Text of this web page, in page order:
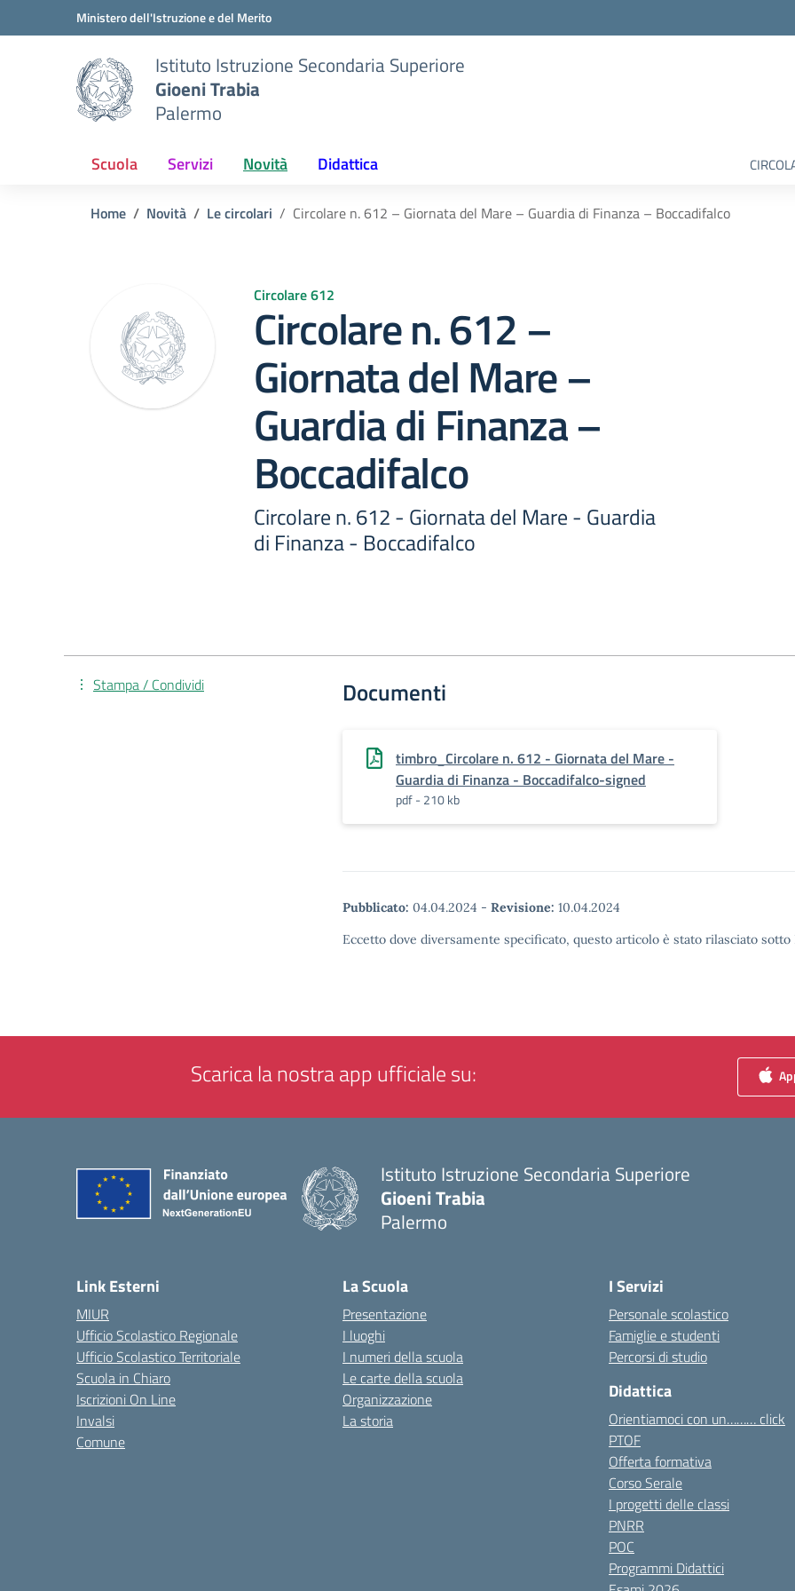
Vai ai contenuti
Vai al menu di navigazioneMinistero dell'Istruzione e del Merito
Istituto Istruzione Secondaria Superiore
Gioeni Trabia
Palermo
Scuola Servizi Novità Didattica
Home Novità Le circolari Circolare n. 612 – Giornata del Mare – Guardia di Finanza – Boccadifalco
Circolare 612
Circolare n. 612 –
Giornata del Mare –
Guardia di Finanza –
Boccadifalco
Circolare n. 612 - Giornata del Mare - Guardia
di Finanza - Boccadifalco
Documenti
timbro_Circolare n. 612 - Giornata del Mare -
Guardia di Finanza - Boccadifalco-signed
pdf - 210 kb
Pubblicato: 04.04.2024 - Revisione: 10.04.2024
Eccetto dove diversamente specificato, questo articolo è stato rilasciato
Stampa / Condividi
Scarica la nostra app ufficiale su:
Istituto Istruzione Secondaria Superiore
Gioeni Trabia
Palermo
Link Esterni
MIUR
Ufficio Scolastico Regionale
Ufficio Scolastico Territoriale
Scuola in Chiaro
Iscrizioni On Line
Invalsi
Comune
La Scuola
Presentazione
I luoghi
I numeri della scuola
Le carte della scuola
Organizzazione
La storia
I Servizi
Personale scolastico
Famiglie e studenti
Percorsi di studio
Didattica
Orientiamoci con un……… click
PTOF
Offerta formativa
Corso Serale
I progetti delle classi
PNRR
POC
Programmi Didattici